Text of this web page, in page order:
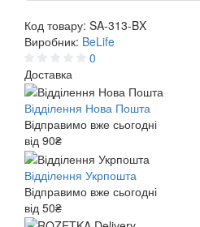
Код товару: SA-313-BX
Виробник: BeLife
0
Доставка
Відділення Нова Пошта
Відправимо вже сьогодні
від 90₴
Відділення Укрпошта
Відправимо вже сьогодні
від 50₴